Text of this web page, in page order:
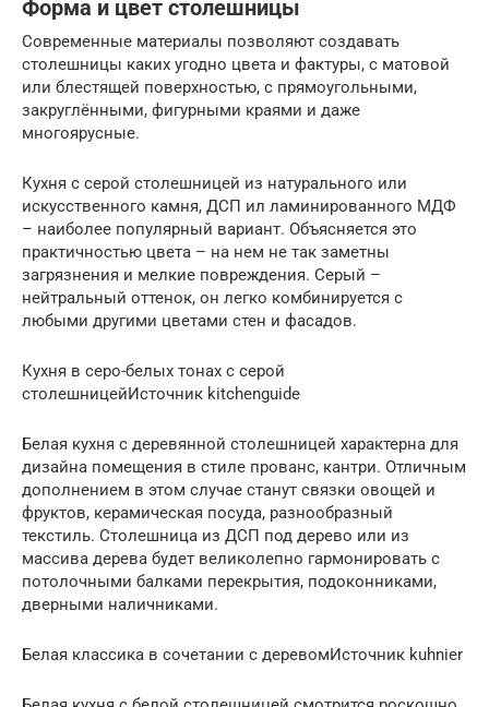
Форма и цвет столешницы
Современные материалы позволяют создавать
столешницы каких угодно цвета и фактуры, с матовой
или блестящей поверхностью, с прямоугольными,
закруглёнными, фигурными краями и даже
многоярусные.
Кухня с серой столешницей из натурального или
искусственного камня, ДСП ил ламинированного МДФ
– наиболее популярный вариант. Объясняется это
практичностью цвета – на нем не так заметны
загрязнения и мелкие повреждения. Серый –
нейтральный оттенок, он легко комбинируется с
любыми другими цветами стен и фасадов.
Кухня в серо-белых тонах с серой
столешницейИсточник kitchenguide
Белая кухня с деревянной столешницей характерна для
дизайна помещения в стиле прованс, кантри. Отличным
дополнением в этом случае станут связки овощей и
фруктов, керамическая посуда, разнообразный
текстиль. Столешница из ДСП под дерево или из
массива дерева будет великолепно гармонировать с
потолочными балками перекрытия, подоконниками,
дверными наличниками.
Белая классика в сочетании с деревомИсточник kuhnier